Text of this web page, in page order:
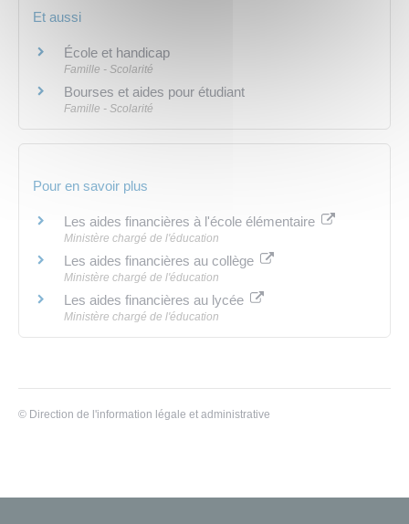
Et aussi
École et handicap
Famille - Scolarité
Bourses et aides pour étudiant
Famille - Scolarité
Pour en savoir plus
Les aides financières à l'école élémentaire
Ministère chargé de l'éducation
Les aides financières au collège
Ministère chargé de l'éducation
Les aides financières au lycée
Ministère chargé de l'éducation
© Direction de l'information légale et administrative